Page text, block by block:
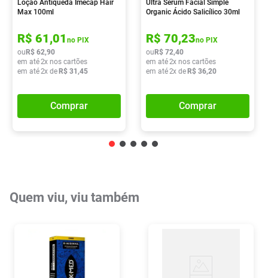
Loção Antiqueda Imecap Hair
Max 100ml
R$ 61,01 no PIX
ou R$ 62,90
em até2x nos cartões
em até2x de R$ 31 ,45
Comprar
Ultra Sérum Facial Simple
Organic Ácido Salicílico 30ml
R$ 70,23no PIX
ou R$ 72,40
em até2x nos cartões
em até2x de R$ 36,20
Comprar
Quem viu, viu também